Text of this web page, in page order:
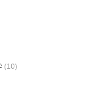
(10)